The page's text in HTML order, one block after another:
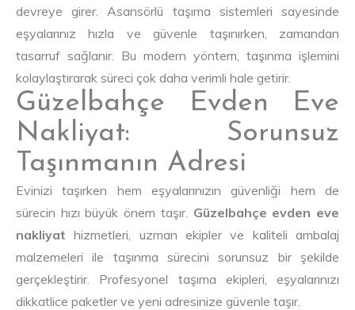
devreye girer. Asansörlü taşıma sistemleri sayesinde
eşyalarınız hızla ve güvenle taşınırken, zamandan
tasarruf sağlanır. Bu modern yöntem, taşınma işlemini
kolaylaştırarak süreci çok daha verimli hale getirir.
Güzelbahçe Evden Eve
Nakliyat: Sorunsuz
Taşınmanın Adresi
Evinizi taşırken hem eşyalarınızın güvenliği hem de
sürecin hızı büyük önem taşır. Güzelbahçe evden eve
nakliyat hizmetleri, uzman ekipler ve kaliteli ambalaj
malzemeleri ile taşınma sürecini sorunsuz bir şekilde
gerçekleştirir. Profesyonel taşıma ekipleri, eşyalarınızı
dikkatlice paketler ve yeni adresinize güvenle taşır.